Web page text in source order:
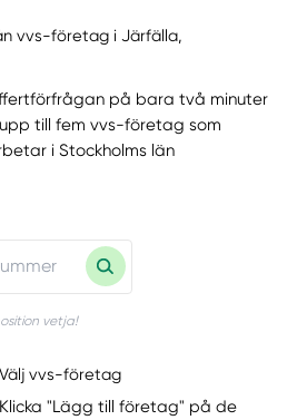
vvs-företag i Järfälla,
på bara två minuter
till fem vvs-företag som
i Stockholms län
vetja!
Välj vvs-företag
Klicka "Lägg till företag" på de